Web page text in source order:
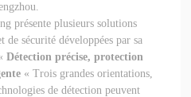
présente plusieurs solutions
de sécurité développées par sa
Détection précise, protection
« Trois grandes orientations,
de détection peuvent